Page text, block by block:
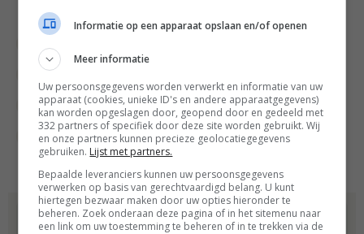
Soepen Veganistische recepten
Vegetarische recepten
Dit recept komt uit:
Informatie op een apparaat opslaan en/of openen
Meer informatie
Uw persoonsgegevens worden verwerkt en informatie van uw
apparaat (cookies, unieke ID's en andere apparaatgegevens)
kan worden opgeslagen door, geopend door en gedeeld met
332 partners of specifiek door deze site worden gebruikt. Wij
en onze partners kunnen precieze geolocatiegegevens
gebruiken. Lijst met partners.
Bepaalde leveranciers kunnen uw persoonsgegevens
verwerken op basis van gerechtvaardigd belang. U kunt
hiertegen bezwaar maken door uw opties hieronder te
beheren. Zoek onderaan deze pagina of in het sitemenu naar
een link om uw toestemming te beheren of in te trekken via de